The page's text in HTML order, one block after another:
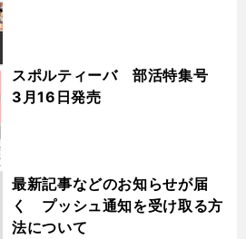
スポルティーバ 部活特集号
3月16日発売
最新記事などのお知らせが届
く プッシュ通知を受け取る方
法について